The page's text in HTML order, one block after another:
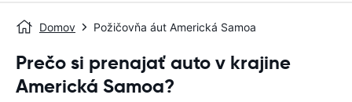
Domov Požičovňa áut Americká Samoa
Prečo si prenajať auto v krajine
Americká Samoa?